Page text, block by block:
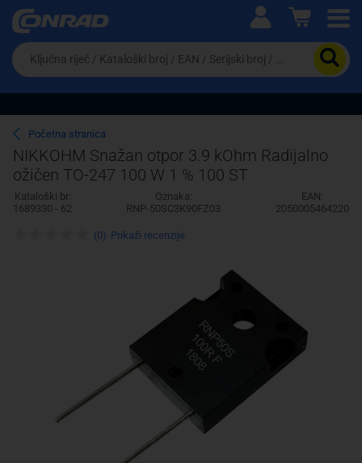
Ova postavka prilagođava asortiman proizvoda i
cijene vašim potrebama.
Pravno lice
Da
biste
potražili
proizvod,
unesite
ključnu
riječ,
kataloški
broj,
EAN
ili
Početna stranica
NIKKOHM Snažan otpor 3.9 kOhm Radijalno
ožičen TO-247 100 W 1 % 100 ST
Kataloški br:
1689330 - 62
Oznaka:
RNP-50SC3K90FZ03
EAN:
2050005464220
(0) Prikaži recenzije